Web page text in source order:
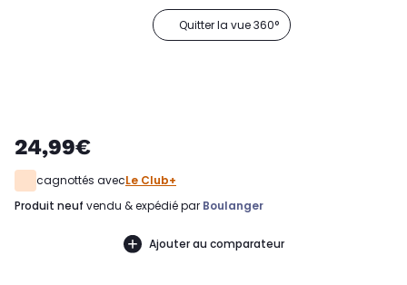
Quitter la vue 360°
24,99€
cagnottés avecLe Club+
produit neuf vendu & expédié par Boulanger
Ajouter au comparateur